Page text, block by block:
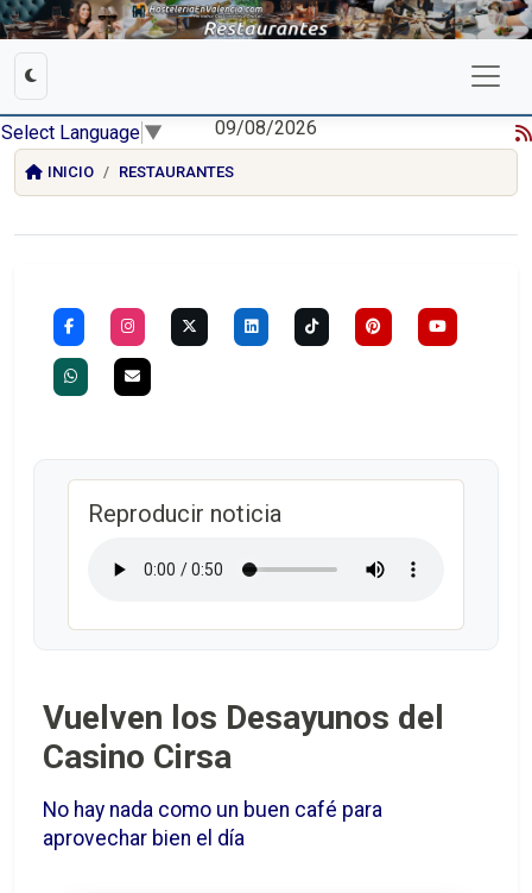
Select Language ▼ 09/08/2026
INICIO RESTAURANTES
Reproducir noticia
Vuelven los Desayunos del
Casino Cirsa
No hay nada como un buen café para
aprovechar bien el día